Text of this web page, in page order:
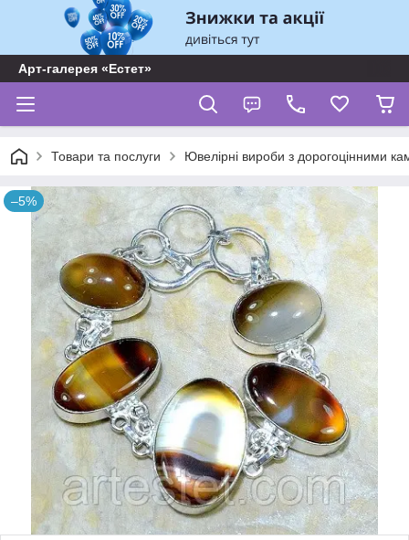
Арт-галерея «Естет»
Товари та послуги Ювелірні вироби з дорогоцінними
–5%